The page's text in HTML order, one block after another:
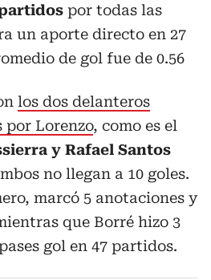
por todas las
un aporte directo en 27
de gol fue de 0.56
los dos delanteros
por Lorenzo, como es el
y Rafael Santos
no llegan a 10 goles.
marcó 5 anotaciones y
que Borré hizo 3
gol en 47 partidos.